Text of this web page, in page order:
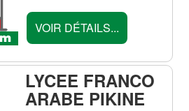
VOIR DÉTAILS...
LYCEE FRANCO
ARABE PIKINE